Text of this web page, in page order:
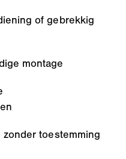
of gebrekkig
montage
toestemming